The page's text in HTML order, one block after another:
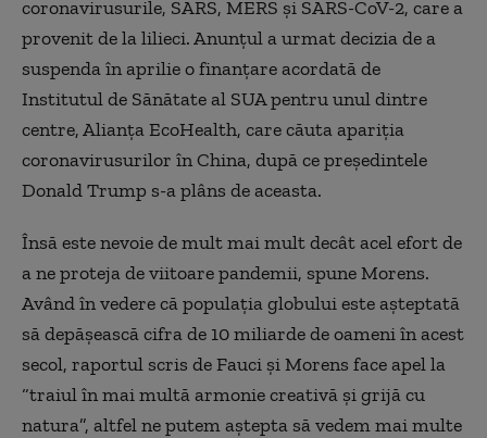
coronavirusurile, SARS, MERS și SARS-CoV-2, care a
provenit de la lilieci. Anunțul a urmat decizia de a
suspenda în aprilie o finanțare acordată de
Institutul de Sănătate al SUA pentru unul dintre
centre, Alianța EcoHealth, care căuta apariția
coronavirusurilor în China, după ce președintele
Donald Trump s-a plâns de aceasta.
Însă este nevoie de mult mai mult decât acel efort de
a ne proteja de viitoare pandemii, spune Morens.
Având în vedere că populația globului este așteptată
să depășească cifra de 10 miliarde de oameni în acest
secol, raportul scris de Fauci și Morens face apel la
“traiul în mai multă armonie creativă și grijă cu
natura”, altfel ne putem aștepta să vedem mai multe